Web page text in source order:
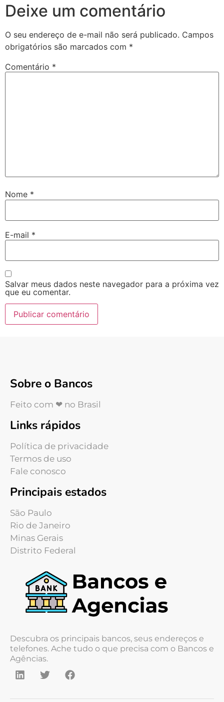
Deixe um comentário
O seu endereço de e-mail não será publicado. Campos
obrigatórios são marcados com *
Comentário *
Nome *
E-mail *
Salvar meus dados neste navegador para a próxima vez
que eu comentar.
Sobre o Bancos
Feito com ❤ no Brasil
Links rápidos
Política de privacidade
Termos de uso
Fale conosco
Principais estados
São Paulo
Rio de Janeiro
Minas Gerais
Distrito Federal
Descubra os principais bancos, seus endereços e
telefones. Ache tudo o que precisa com o Bancos e
Agências.